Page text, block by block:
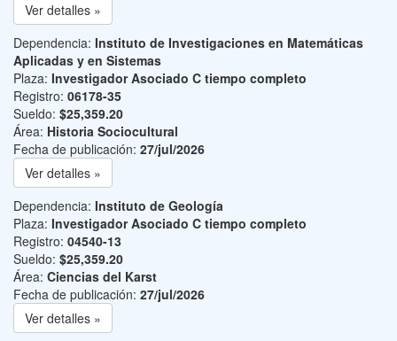
Ver detalles »
Dependencia: Instituto de Investigaciones en Matemáticas
Aplicadas y en Sistemas
Plaza: Investigador Asociado C tiempo completo
Registro: 06178-35
Sueldo: $25,359.20
Área: Historia Sociocultural
Fecha de publicación: 27/jul/2026
Ver detalles »
Dependencia: Instituto de Geología
Plaza: Investigador Asociado C tiempo completo
Registro: 04540-13
Sueldo: $25,359.20
Área: Ciencias del Karst
Fecha de publicación: 27/jul/2026
Ver detalles »